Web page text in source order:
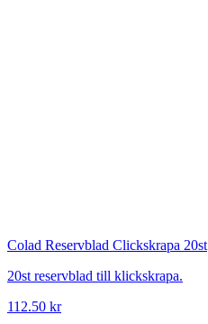
Colad Reservblad Clickskrapa 20st
20st reservblad till klickskrapa.
112.50 kr